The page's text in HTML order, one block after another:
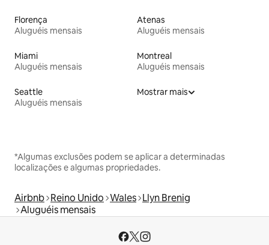
Florença
Aluguéis mensais
Atenas
Aluguéis mensais
Miami
Aluguéis mensais
Montreal
Aluguéis mensais
Seattle
Aluguéis mensais
Mostrar mais
*Algumas exclusões podem se aplicar a determinadas
localizações e algumas propriedades.
Airbnb Reino Unido Wales Llyn Brenig
Aluguéis mensais